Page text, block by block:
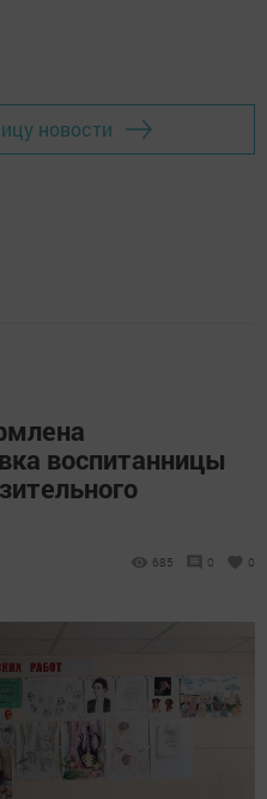
новости
воспитанницы
685 0 0